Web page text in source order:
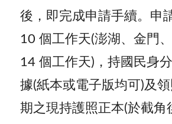
後，即完成申請手續。申
10 個工作天(澎湖、金門
14 個工作天)，持國民身
據(紙本或電子版均可)及
期之現持護照正本(於截角